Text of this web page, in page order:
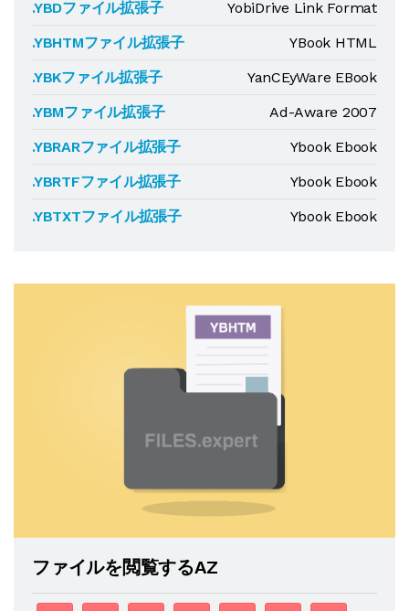
.YBDファイル拡張子
YobiDrive Link Format
.YBHTMファイル拡張子
YBook HTML
.YBKファイル拡張子
YanCEyWare EBook
.YBMファイル拡張子
Ad-Aware 2007
.YBRARファイル拡張子
Ybook Ebook
.YBRTFファイル拡張子
Ybook Ebook
.YBTXTファイル拡張子
Ybook Ebook
ファイルを閲覧するAZ